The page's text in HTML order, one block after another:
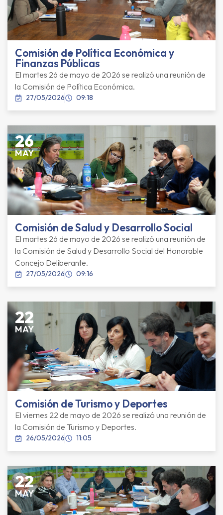
Comisión de Política Económica y
Finanzas Públicas
El martes 26 de mayo de 2026 se realizó una reunión de
la Comisión de Política Económica.
27/05/2026 09:18
26
MAY
Comisión de Salud y Desarrollo Social
El martes 26 de mayo de 2026 se realizó una reunión de
la Comisión de Salud y Desarrollo Social del Honorable
Concejo Deliberante.
27/05/2026 09:16
22
MAY
Comisión de Turismo y Deportes
El viernes 22 de mayo de 2026 se realizó una reunión de
la Comisión de Turismo y Deportes.
26/05/2026 11:05
22
MAY